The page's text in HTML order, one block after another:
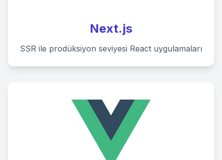
Next.js
SSR ile prodüksiyon seviyesi React uygulamaları